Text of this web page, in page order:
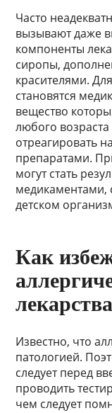
Часто
вызывают даже
компоненты
сиропы,
красителями.
становятся
вещество
любого
отреагировать
препаратами.
могут стать
медикаментами,
детском
Как
лекарства
Известно, что
патологией.
следует перед
проводить
чем следует